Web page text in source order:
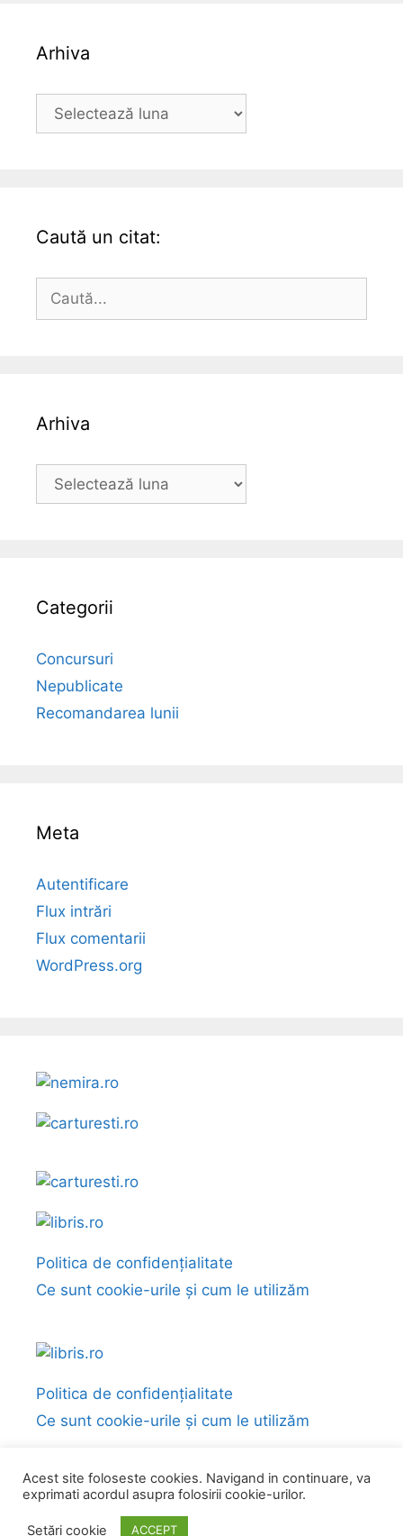
Arhiva
Arhiva
Caută un citat:
după:
Arhiva
Arhiva
Categorii
Concursuri
Nepublicate
Recomandarea lunii
Meta
Autentificare
Flux intrări
Flux comentarii
WordPress.org
Politica de confidențialitate
Ce sunt cookie-urile și cum le utilizăm
Politica de confidențialitate
Ce sunt cookie-urile și cum le utilizăm
© 2026 Fragmente și citate din cărți• Construit cu
GeneratePress
Acest site foloseste cookies. Navigand in continuare, va
exprimati acordul asupra folosirii cookie-urilor.
Setări cookie ACCEPT